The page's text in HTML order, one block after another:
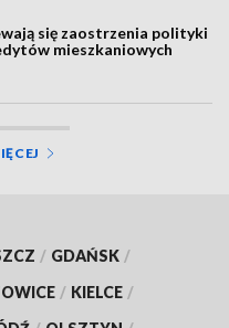
się zaostrzenia polityki
mieszkaniowych
/ GDAŃSK /
/ KIELCE /